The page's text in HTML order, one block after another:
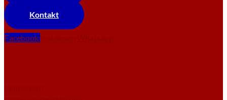
Kontakt
Facebook